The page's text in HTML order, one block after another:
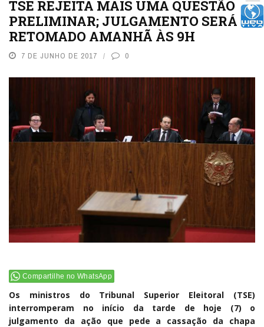
TSE REJEITA MAIS UMA QUESTÃO
PRELIMINAR; JULGAMENTO SERÁ
RETOMADO AMANHÃ ÀS 9H
7 DE JUNHO DE 2017 0
Compartilhe no WhatsApp
Os ministros do Tribunal Superior Eleitoral (TSE)
interromperam no início da tarde de hoje (7) o
julgamento da ação que pede a cassação da chapa